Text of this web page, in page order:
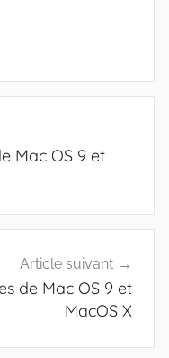
Mac OS 9 et
Article suivant
de Mac OS 9 et
MacOS X